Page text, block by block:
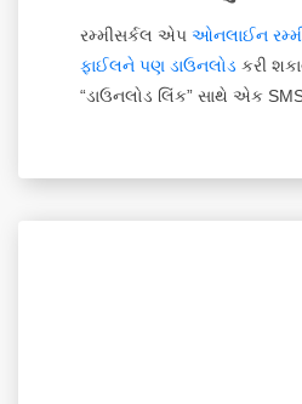
રમ્મીસર્કલ એપ ઓનલાઈન રમ્મી
ફાઈલને પણ ડાઉનલોડ કરી
“ડાઉનલોડ લિંક” સાથે એક